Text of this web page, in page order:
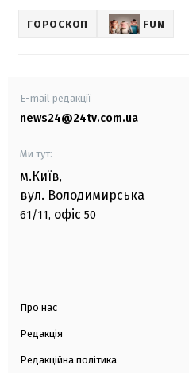
ГОРОСКОП FUN
E-mail редакції
news24@24tv.com.ua
Ми тут:
м.Київ,
вул. Володимирська
61/11, офіс 50
Про нас
Редакція
Редакційна політика